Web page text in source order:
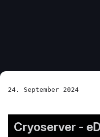
24. September 2024